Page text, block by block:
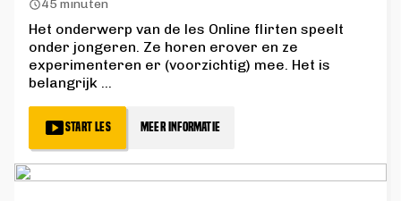
45 minuten
Het onderwerp van de les Online flirten speelt
onder jongeren. Ze horen erover en ze
experimenteren er (voorzichtig) mee. Het is
belangrijk ...
START LES MEER INFORMATIE